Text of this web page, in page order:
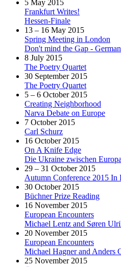
5 May 2015
Frankfurt Writes!
Hessen-Finale
13 – 16 May 2015
Spring Meeting in London
Don't mind the Gap -
8 July 2015
The Poetry Quartet
30 September 2015
The Poetry Quartet
5 – 6 October 2015
Creating Neighborhood
Narva Debate on Europe
7 October 2015
Carl Schurz
16 October 2015
On A Knife Edge
Die Ukraine zwischen
29 – 31 October 2015
Autumn Conference 2015 In
30 October 2015
Büchner Prize Reading
16 November 2015
European Encounters
Michael Lentz and Søren
20 November 2015
European Encounters
Michael Hagner and Anders
25 November 2015